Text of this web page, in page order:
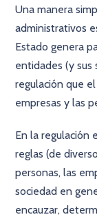
Una manera
administrativos
Estado genera
entidades (y sus
regulación que
empresas y las
En la regulación
reglas (de
personas, las
sociedad en
encauzar,